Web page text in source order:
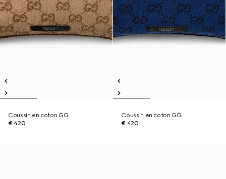
Coussin en coton GG
€ 420
Coussin en coton GG
€ 420